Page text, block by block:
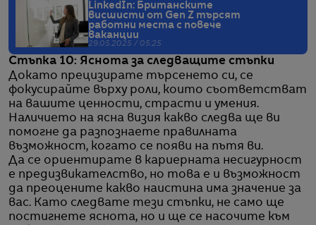
LinkedIn: Британските
висшисти от Gen Z търсят
работни места с повече
ваканции
29.05.2025 / 05:25
Стъпка 10: Яснота за следващите стъпки
Докато прецизирате търсенето си, се
фокусирайте върху роли, които съответстват
на вашите ценности, страсти и умения.
Наличието на ясна визия какво следва ще ви
помогне да разпознаете правилната
възможност, когато се появи на пътя ви.
Да се ориентирате в кариерната несигурност
е предизвикателство, но това е и възможност
да преоцените какво наистина има значение за
вас. Като следвате тези стъпки, не само ще
постигнете яснота, но и ще се насочите към